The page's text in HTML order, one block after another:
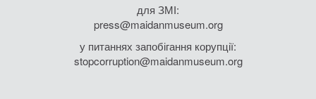
для ЗМІ:
press@maidanmuseum.org
у питаннях запобігання корупції:
stopcorruption@maidanmuseum.org